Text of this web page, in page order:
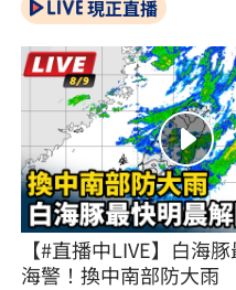
現正直播
【#直播中LIVE】白海
海警！換中南部防大雨